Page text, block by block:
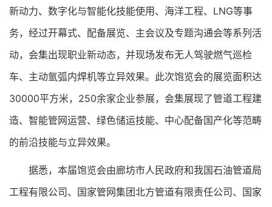
新动力、数字化与智能化技能使用、海洋工程、LNG等事
务，经过开幕式、配备展览、主会议及专题沟通会等系列活
动，会集出现职业新动态，并现场发布无人驾驶燃气巡检
车、主动氩弧内焊机等立异效果。此次饱览会的展览面积达
30000平方米，250余家企业参展，会集展现了管道工程建
造、智能管网运营、绿色储运技能、中心配备国产化等范畴
的前沿技能与立异效果。
据悉，本届饱览会由廊坊市人民政府和我国石油管道局
工程有限公司、国家管网集团北方管道有限责任公司、国家